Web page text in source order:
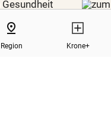
pin_drop
Region Krone+